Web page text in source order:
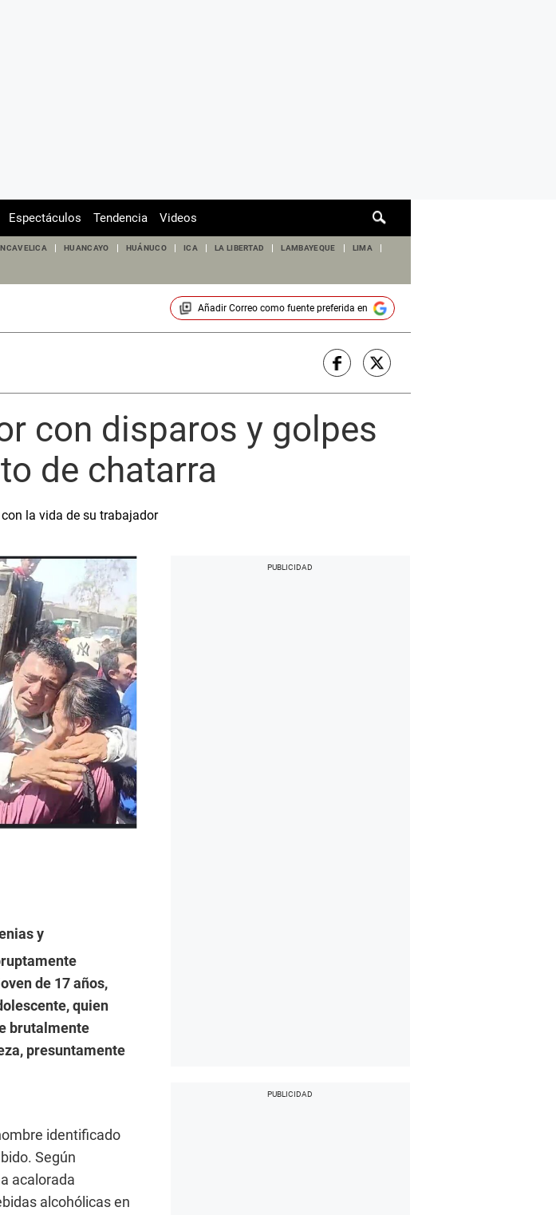
de
Espectáculos Tendencia Videos
HUANCAYO HUÁNUCO ICA LA LIBERTAD LAMBAYEQUE LIMA
Añadir Correocomo fuente preferida en
con disparos y golpes
de chatarra
la vida de su trabajador
y
de 17 años,
quien
brutalmente
presuntamente
identificado
Según
acalorada
alcohólicas en